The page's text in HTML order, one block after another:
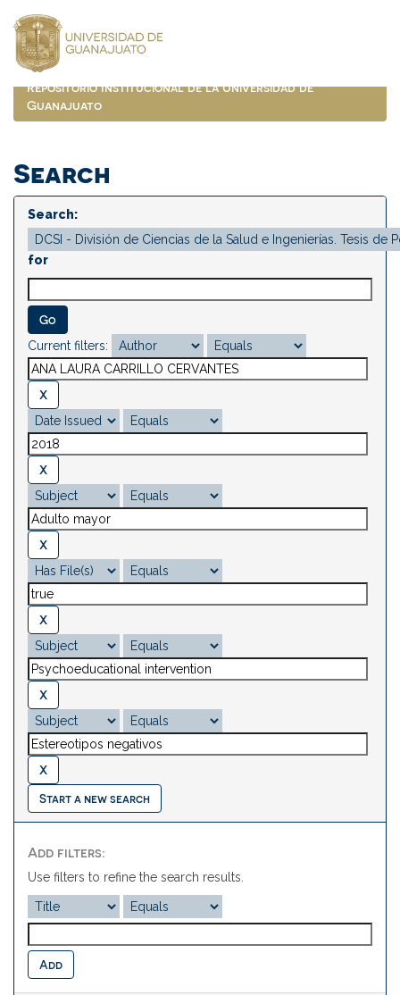
navigation
Repositorio Institucional de la Universidad de
Guanajuato
Search
Search:
for
Current filters:
Start a new search
Add filters:
Use filters to refine the search results.